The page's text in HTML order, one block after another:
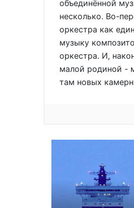
объединённой
несколько. Во-
оркестра как
музыку
оркестра. И,
малой родиной -
там новых